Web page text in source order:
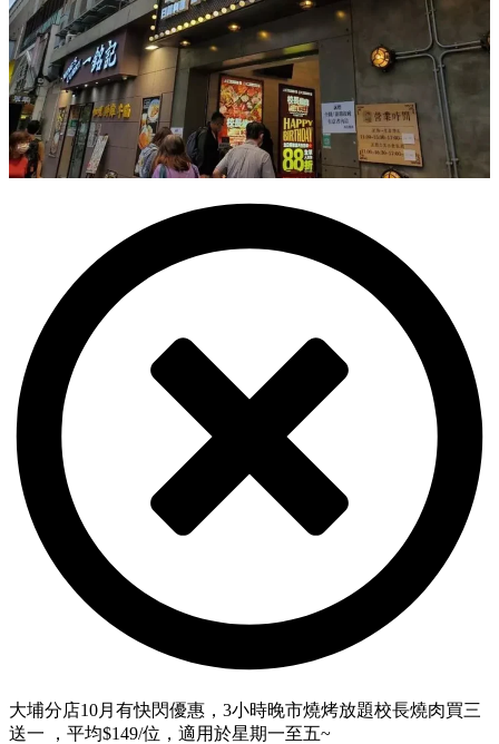
大埔分店10月有快閃優惠，3小時晚市燒烤放題校長燒肉買三
送一 ，平均$149/位，適用於星期一至五~